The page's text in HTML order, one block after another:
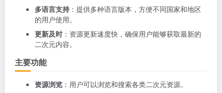
多语言支持 ：提供多种语言版本，方便不同国家和地区
的用户使用。
更新及时 ：资源更新速度快，确保用户能够获取最新的
二次元内容。
主要功能
资源浏览 ：用户可以浏览和搜索各类二次元资源。